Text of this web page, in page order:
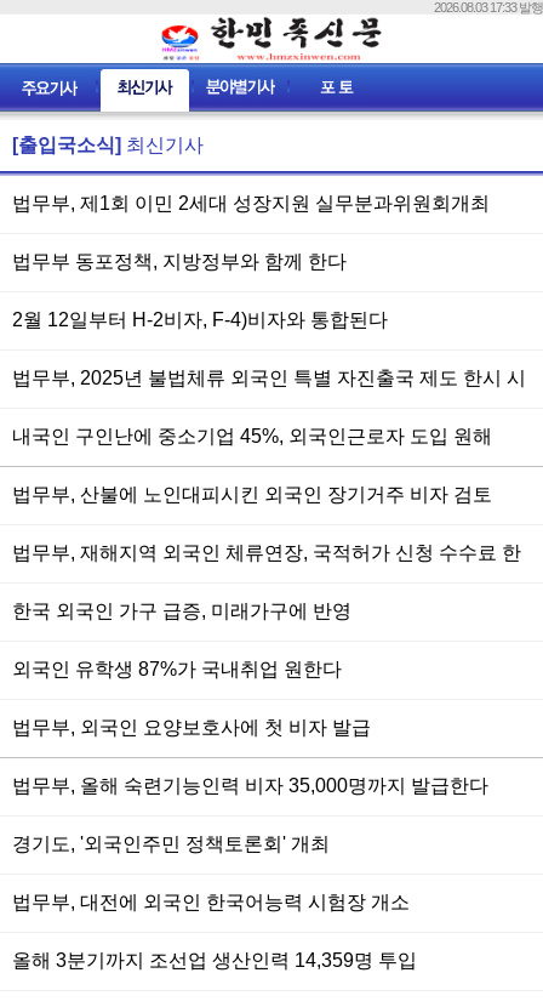
2026.08.03 17:33 발행
[출입국소식] 최신기사
법무부, 제1회 이민 2세대 성장지원 실무분과위원회개최
법무부 동포정책, 지방정부와 함께 한다
2월 12일부터 H-2비자, F-4)비자와 통합된다
법무부, 2025년 불법체류 외국인 특별 자진출국 제도 한시 시
내국인 구인난에 중소기업 45%, 외국인근로자 도입 원해
법무부, 산불에 노인대피시킨 외국인 장기거주 비자 검토
법무부, 재해지역 외국인 체류연장, 국적허가 신청 수수료 한
한국 외국인 가구 급증, 미래가구에 반영
외국인 유학생 87%가 국내취업 원한다
법무부, 외국인 요양보호사에 첫 비자 발급
법무부, 올해 숙련기능인력 비자 35,000명까지 발급한다
경기도, '외국인주민 정책토론회' 개최
법무부, 대전에 외국인 한국어능력 시험장 개소
올해 3분기까지 조선업 생산인력 14,359명 투입